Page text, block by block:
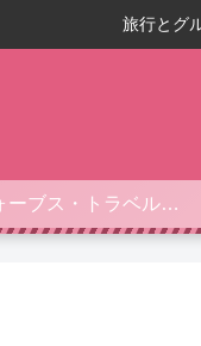
旅行とグ
フォーブス・トラベルガイド